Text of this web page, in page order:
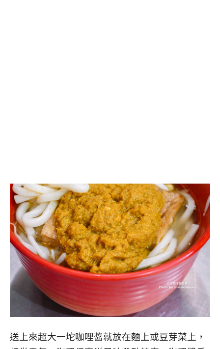
送上來超大一坨咖哩醬就放在麵上或豆芽菜上，